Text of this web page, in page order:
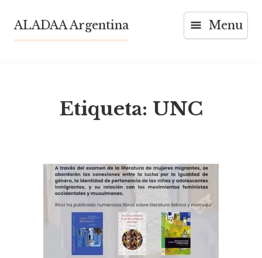
content
ALADAA Argentina Menu
Etiqueta: UNC